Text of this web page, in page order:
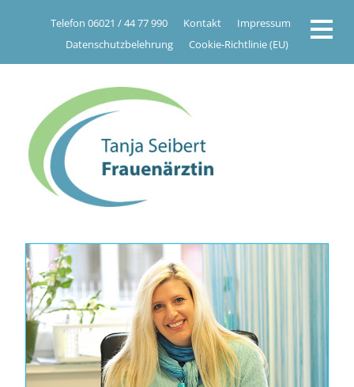
Telefon 06021 / 44 77 990 Kontakt
Impressum
Datenschutzbelehrung
Cookie-Richtlinie (EU)